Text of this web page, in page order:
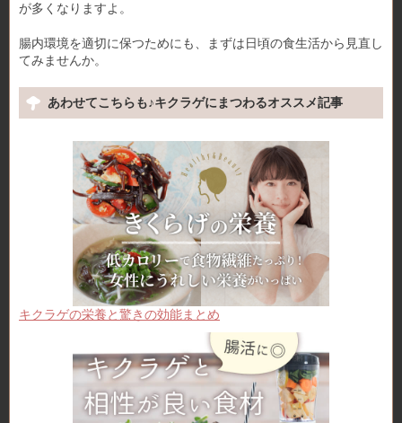
が多くなりますよ。
腸内環境を適切に保つためにも、まずは日頃の食生活から見直し
てみませんか。
あわせてこちらも♪キクラゲにまつわるオススメ記事
キクラゲの栄養と驚きの効能まとめ